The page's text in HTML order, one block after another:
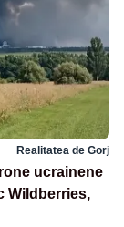
Realitatea de Gorj
ucrainene
Wildberries,